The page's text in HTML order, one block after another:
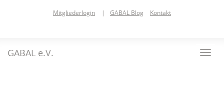
Mitgliederlogin | GABAL Blog Kontakt
GABAL e.V.